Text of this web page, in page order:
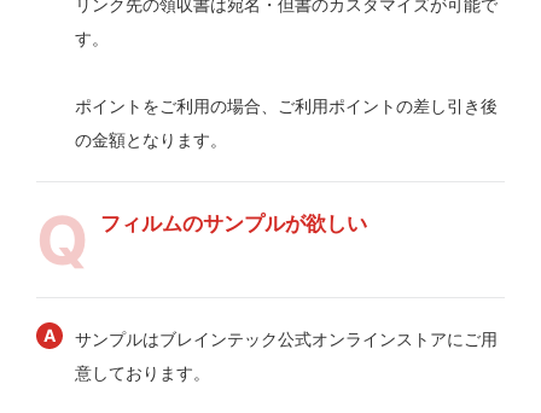
す。
ポイントをご利用の場合、ご利用ポイントの差し引き後
の金額となります。
フィルムのサンプルが欲しい
サンプルはブレインテック公式オンラインストアにご用
意しております。